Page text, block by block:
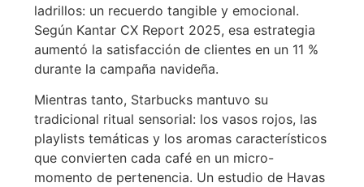
ladrillos: un recuerdo tangible y emocional.
Según Kantar CX Report 2025, esa estrategia
aumentó la satisfacción de clientes en un 11 %
durante la campaña navideña.
Mientras tanto, Starbucks mantuvo su
tradicional ritual sensorial: los vasos rojos, las
playlists temáticas y los aromas característicos
que convierten cada café en un micro-
momento de pertenencia. Un estudio de Havas